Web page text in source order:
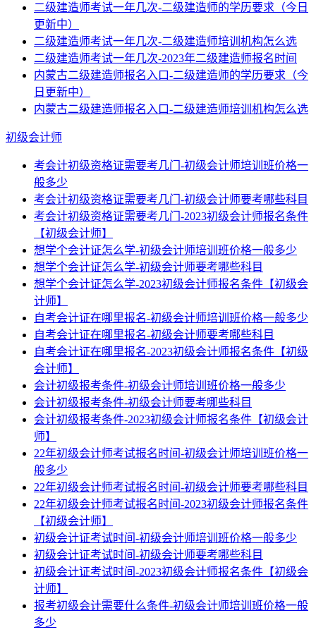
二级建造师考试一年几次-二级建造师的学历要求（今日
更新中）
二级建造师考试一年几次-二级建造师培训机构怎么选
二级建造师考试一年几次-2023年二级建造师报名时间
内蒙古二级建造师报名入口-二级建造师的学历要求（今
日更新中）
内蒙古二级建造师报名入口-二级建造师培训机构怎么选
初级会计师
考会计初级资格证需要考几门-初级会计师培训班价格一
般多少
考会计初级资格证需要考几门-初级会计师要考哪些科目
考会计初级资格证需要考几门-2023初级会计师报名条件
【初级会计师】
想学个会计证怎么学-初级会计师培训班价格一般多少
想学个会计证怎么学-初级会计师要考哪些科目
想学个会计证怎么学-2023初级会计师报名条件【初级会
计师】
自考会计证在哪里报名-初级会计师培训班价格一般多少
自考会计证在哪里报名-初级会计师要考哪些科目
自考会计证在哪里报名-2023初级会计师报名条件【初级
会计师】
会计初级报考条件-初级会计师培训班价格一般多少
会计初级报考条件-初级会计师要考哪些科目
会计初级报考条件-2023初级会计师报名条件【初级会计
师】
22年初级会计师考试报名时间-初级会计师培训班价格一
般多少
22年初级会计师考试报名时间-初级会计师要考哪些科目
22年初级会计师考试报名时间-2023初级会计师报名条件
【初级会计师】
初级会计证考试时间-初级会计师培训班价格一般多少
初级会计证考试时间-初级会计师要考哪些科目
初级会计证考试时间-2023初级会计师报名条件【初级会
计师】
报考初级会计需要什么条件-初级会计师培训班价格一般
多少